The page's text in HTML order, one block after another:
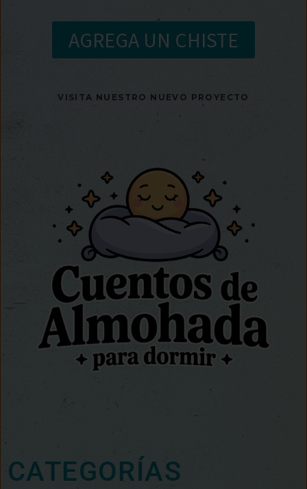
AGREGA UN CHISTE
VISITA NUESTRO NUEVO PROYECTO
CATEGORÍAS